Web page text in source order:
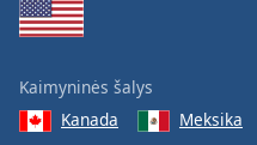
Kaimyninės šalys
Kanada
Meksika